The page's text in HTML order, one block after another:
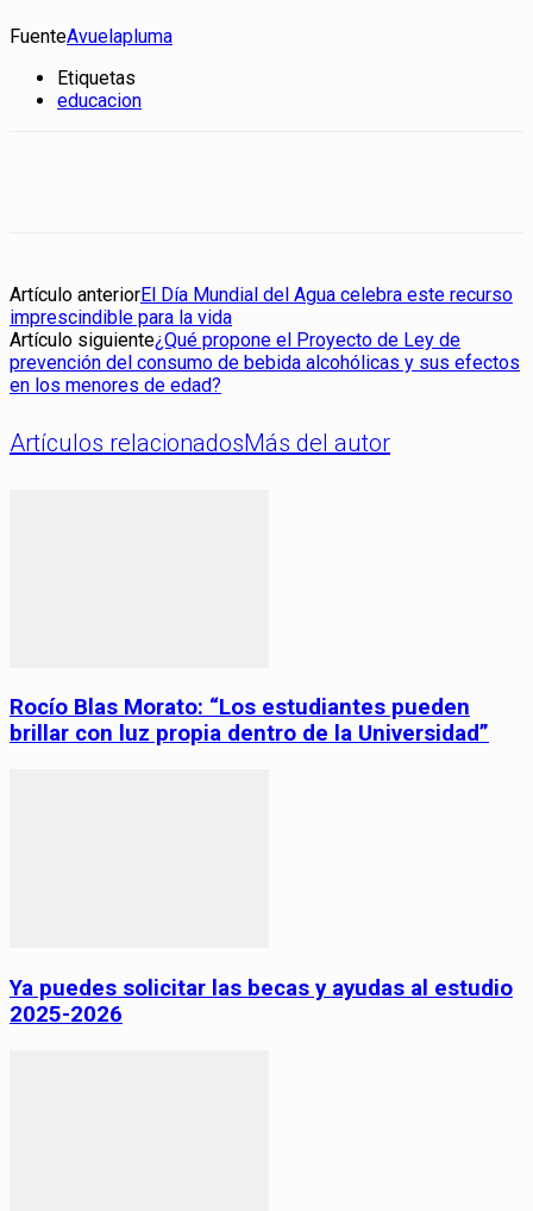
FuenteAvuelapluma
Etiquetas
educacion
Artículo anteriorEl Día Mundial del Agua celebra este recurso
imprescindible para la vida
Artículo siguiente¿Qué propone el Proyecto de Ley de
prevención del consumo de bebida alcohólicas y sus efectos
en los menores de edad?
Artículos relacionadosMás del autor
Rocío Blas Morato: “Los estudiantes pueden
brillar con luz propia dentro de la Universidad”
Ya puedes solicitar las becas y ayudas al estudio
2025-2026